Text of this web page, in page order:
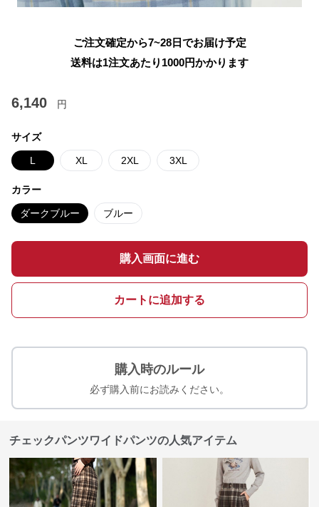
ご注文確定から7~28日でお届け予定
送料は1注文あたり 1000円かかります
6,140 円
サイズ
L XL 2XL 3XL
カラー
ダークブルー ブルー
購入画面に進む
カートに追加する
購入時のルール
必ず購入前にお読みください。
チェックパンツワイドパンツの人気アイテム